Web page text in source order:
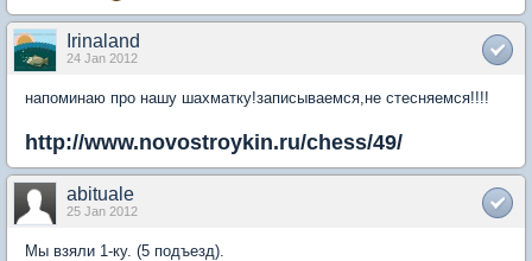
Irinaland
24 Jan 2012
напоминаю про нашу шахматку!записываемся,не стесняемся!!!!
http://www.novostroykin.ru/chess/49/
abituale
25 Jan 2012
Мы взяли 1-ку. (5 подъезд).